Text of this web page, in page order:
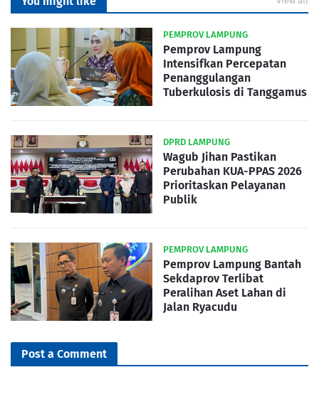
PEMPROV LAMPUNG
Pemprov Lampung
Intensifkan Percepatan
Penanggulangan
Tuberkulosis di Tanggamus
DPRD LAMPUNG
Wagub Jihan Pastikan
Perubahan KUA-PPAS 2026
Prioritaskan Pelayanan
Publik
PEMPROV LAMPUNG
Pemprov Lampung Bantah
Sekdaprov Terlibat
Peralihan Aset Lahan di
Jalan Ryacudu
Post a Comment